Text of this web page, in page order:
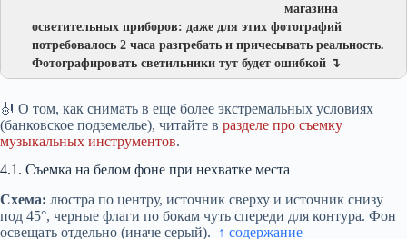
магазина
осветительных приборов: даже для этих фотографий
потребовалось 2 часа разгребать и причесывать реальность.
Фотографировать светильники тут будет ошибкой ↴
🎻 О том, как снимать в еще более экстремальных условиях
(банковское подземелье), читайте в разделе про съемку
музыкальных инструментов.
4.1. Съемка на белом фоне при нехватке места
Схема: люстра по центру, источник сверху и источник снизу
под 45°, черные флаги по бокам чуть спереди для контура. Фон
освещать отдельно (иначе серый).
↑ содержание